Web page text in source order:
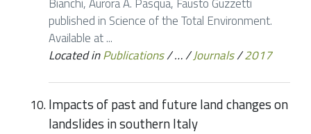
Bianchi, Aurora A. Pasqua, Fausto Guzzetti
published in Science of the Total Environment.
Available at ...
Located inPublications/…/Journals/2017
Impacts of past and future land changes on
landslides in southern Italy